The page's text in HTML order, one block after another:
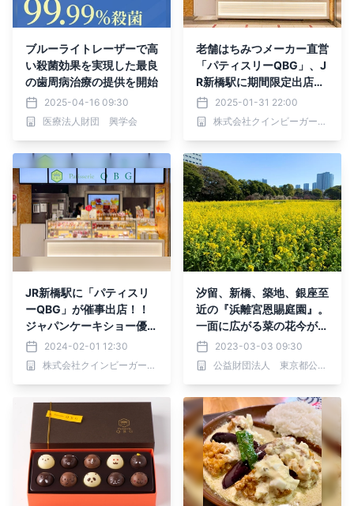
ブルーライトレーザーで高
い殺菌効果を実現した最良
の歯周病治療の提供を開始
2025-04-16 09:30
医療法人財団 興学会
老舗はちみつメーカー直営
「パティスリーQBG」、J
R新橋駅に期間限定出店！
バレンタインにぴったりな
チョコレートやクッキー缶
を販売
2025-01-31 22:00
株式会社クインビーガーデン
JR新橋駅に「パティスリ
ーQBG」が催事出店！！
ジャパンケーキショー優勝
チョコレートやクッキー缶
など、バレンタインにぴっ
たりなスイーツが駅で揃
2024-02-01 12:30
株式会社クインビーガーデン
汐留、新橋、築地、銀座至
近の『浜離宮恩賜庭園』。
一面に広がる菜の花今が見
ごろ！2023-03-03 09:30
公益財団法人 東京都公園協会